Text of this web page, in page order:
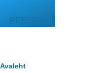
PEEGEL
Leivapuru
Avaleht